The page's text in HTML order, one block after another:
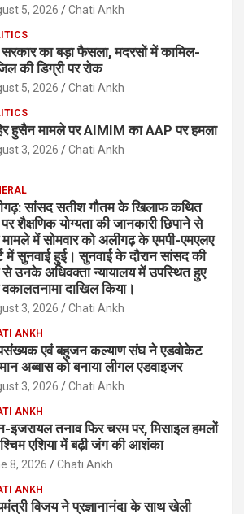
5, 2026 Chati Ankh
सरकार का बड़ा फैसला, मदरसों में कामिल-
की डिग्री पर रोक
5, 2026 Chati Ankh
हुसैन मामले पर AIMIM का AAP पर हमला
3, 2026 Chati Ankh
सांसद सतीश गौतम के खिलाफ कथित
पर शैक्षणिक योग्यता की जानकारी छिपाने से
में सोमवार को अलीगढ़ के एमपी-एमएलए
में सुनवाई हुई। सुनवाई के दौरान सांसद की
उनके अधिवक्ता न्यायालय में उपस्थित हुए
दाखिल किया।
3, 2026 Chati Ankh
ANKH
एवं बहुजन कल्याण संघ ने एडवोकेट
अब्बास को बनाया लीगल एडवाइजर
3, 2026 Chati Ankh
ANKH
इजरायल तनाव फिर चरम पर, मिसाइल हमलों
एशिया में बढ़ी जंग की आशंका
8, 2026 Chati Ankh
ANKH
विजय ने प्रज्ञानानंदा के साथ खेली